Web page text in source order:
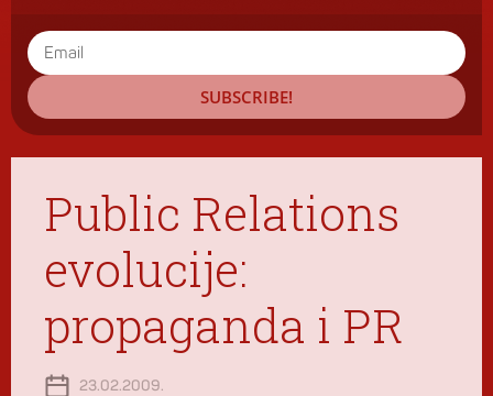
SUBSCRIBE!
Public Relations
evolucije:
propaganda i PR
23.02.2009.